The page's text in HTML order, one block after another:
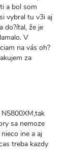
a bol som
vybral tu v3i aj
do?ítal, že je
V
na vás oh?
za
sa nemoze
ine a aj
treba kazdy